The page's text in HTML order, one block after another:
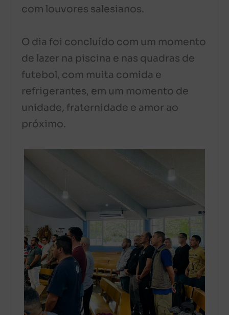
com louvores salesianos.
O dia foi concluído com um momento
de lazer na piscina e nas quadras de
futebol, com muita comida e
refrigerantes, em um momento de
unidade, fraternidade e amor ao
próximo.